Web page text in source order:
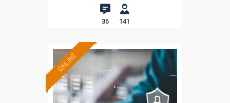
36 141
ONLINE
Formación 100%
subvencionada.